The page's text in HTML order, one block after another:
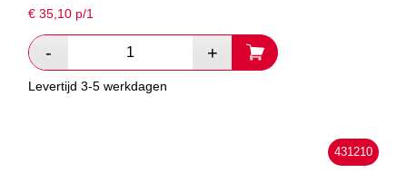
€35,10 p/1
Levertijd 3-5 werkdagen
431210